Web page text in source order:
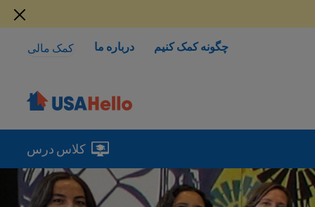
چگونه کمک کنیم درباره ما کمک مالی
کلاس درس